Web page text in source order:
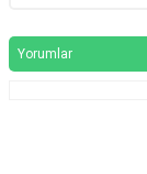
Yorumlar